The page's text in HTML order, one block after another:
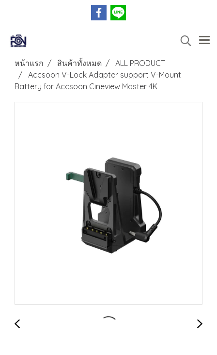
หน้าแรก สินค้าทั้งหมด
ALL PRODUCT
Accsoon V-Lock Adapter support V-Mount
Battery for Accsoon Cineview Master 4K